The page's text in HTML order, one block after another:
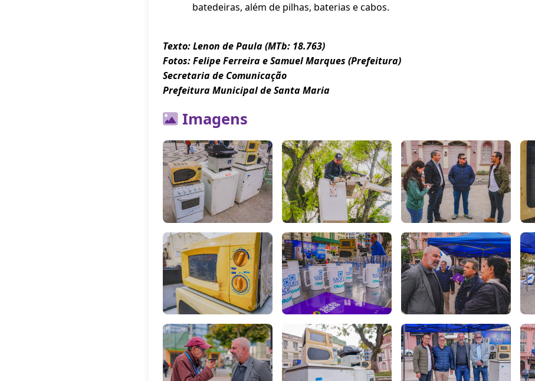
batedeiras, além de pilhas, baterias e cabos.
Texto: Lenon de Paula (MTb: 18.763)
Fotos: Felipe Ferreira e Samuel Marques (Prefeitura)
Secretaria de Comunicação
Prefeitura Municipal de Santa Maria
Imagens